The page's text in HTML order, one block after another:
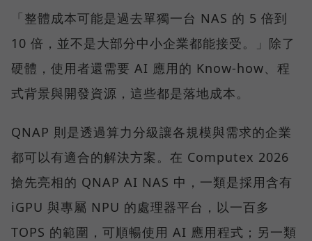
「整體成本可能是過去單獨一台 NAS 的 5 倍到
10 倍，並不是大部分中小企業都能接受。」除了
硬體，使用者還需要 AI 應用的 Know-how、程
式背景與開發資源，這些都是落地成本。
QNAP 則是透過算力分級讓各規模與需求的企業
都可以有適合的解決方案。在 Computex 2026
搶先亮相的 QNAP AI NAS 中，一類是採用含有
iGPU 與專屬 NPU 的處理器平台，以一百多
TOPS 的範圍，可順暢使用 AI 應用程式；另一類